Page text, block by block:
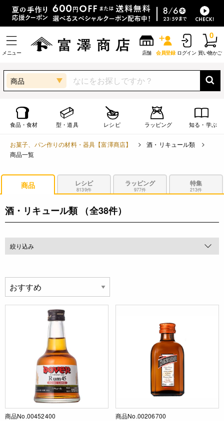
メニュー 店舗 会員登録 ログイン 買い物かご
0
商品
食品・食材 型・道具 レシピ ラッピング 知る・学ぶ
お菓子、パン作りの材料・器具【富澤商店】
酒・リキュール類
商品一覧
商品 レシピ
8139件
ラッピング
977件
特集
213件
酒・リキュール類 （全38件）
絞り込み
商品No.00452400 商品No.00206700